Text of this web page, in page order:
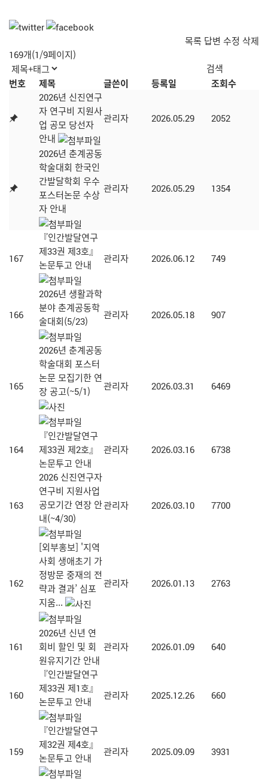
목록 답변 수정 삭제
169개(1/9페이지)
번호 제목 글쓴이 등록일
조회수
2026년 신진연구
자 연구비 지원사
업 공모 당선자
안내
관리자 2026.05.29 2052
2026년 춘계공동
학술대회 한국인
간발달학회 우수
포스터논문 수상
자 안내
관리자 2026.05.29 1354
167
『인간발달연구
제33권 제3호』
논문투고 안내
관리자 2026.06.12 749
166
2026년 생활과학
분야 춘계공동학
술대회(5/23)
관리자 2026.05.18 907
165
2026년 춘계공동
학술대회 포스터
논문 모집기한 연
장 공고(~5/1)
관리자 2026.03.31 6469
164
『인간발달연구
제33권 제2호』
논문투고 안내
관리자 2026.03.16 6738
163
2026 신진연구자
연구비 지원사업
공모기간 연장 안
내(~4/30)
관리자 2026.03.10 7700
162
[외부홍보] '지역
사회 생애초기 가
정방문 중재의 전
략과 결과’ 심포
지움...
관리자 2026.01.13 2763
161
2026년 신년 연
회비 할인 및 회
원유지기간 안내
관리자 2026.01.09 640
160
『인간발달연구
제33권 제1호』
논문투고 안내
관리자 2025.12.26 660
159
『인간발달연구
제32권 제4호』
논문투고 안내
관리자 2025.09.09 3931